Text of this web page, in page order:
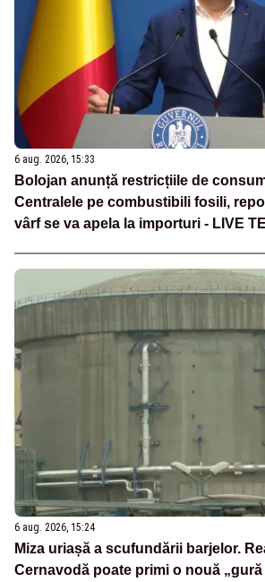
6 aug. 2026, 15:33
Bolojan anunță restricțiile de
Centralele pe combustibili fosili,
vârf se va apela la importuri - LIVE
6 aug. 2026, 15:24
Miza uriașă a scufundării barjelor.
Cernavodă poate primi o nouă